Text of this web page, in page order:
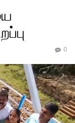
0